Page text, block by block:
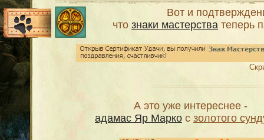
Вот и
что знаки мастерства теперь
А это уже интереснее -
адамас Яр Марко с золотого